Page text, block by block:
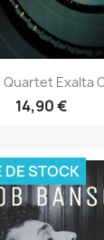
Exalta
14,90 €
DE STOCK